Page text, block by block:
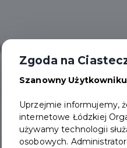
Pakiety
Zgoda na
Szanowny Użytkowniku
Uprzejmie informujemy,
internetowe Łódzkiej
używamy technologii
osobowych.